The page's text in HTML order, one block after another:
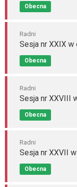
Obecna
Radni
Sesja nr XXIX
Obecna
Radni
Sesja nr XXVIII
Obecna
Radni
Sesja nr XXVII
Obecna